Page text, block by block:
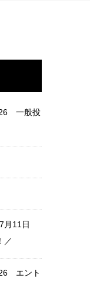
一般投
月11日
／
エント